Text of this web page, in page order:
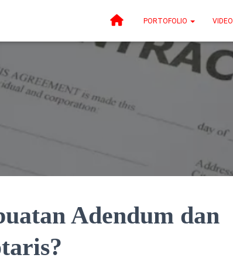
PORTOFOLIO VIDEO
Adendum dan